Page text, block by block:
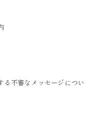
不審なメッセージについ